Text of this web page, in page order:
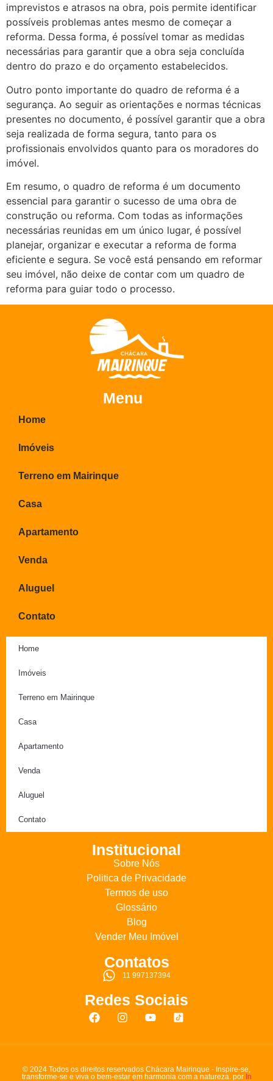
imprevistos e atrasos na obra, pois permite identificar
possíveis problemas antes mesmo de começar a
reforma. Dessa forma, é possível tomar as medidas
necessárias para garantir que a obra seja concluída
dentro do prazo e do orçamento estabelecidos.
Outro ponto importante do quadro de reforma é a
segurança. Ao seguir as orientações e normas técnicas
presentes no documento, é possível garantir que a obra
seja realizada de forma segura, tanto para os
profissionais envolvidos quanto para os moradores do
imóvel.
Em resumo, o quadro de reforma é um documento
essencial para garantir o sucesso de uma obra de
construção ou reforma. Com todas as informações
necessárias reunidas em um único lugar, é possível
planejar, organizar e executar a reforma de forma
eficiente e segura. Se você está pensando em reformar
seu imóvel, não deixe de contar com um quadro de
reforma para guiar todo o processo.
Menu
Home
Imóveis
Terreno em Mairinque
Casa
Apartamento
Venda
Aluguel
Contato
Home
Imóveis
Terreno em Mairinque
Casa
Apartamento
Venda
Aluguel
Contato
Institucional
Sobre Nós
Politica de Privacidade
Termos de uso
Glossário
Blog
Vender Meu Imóvel
Contatos
11 997137394
Redes Sociais
© 2024 Todos os direitos reservados Chácara Mairinque - Inspire-se,
transforme-se e viva o bem-estar em harmonia com a natureza. por In